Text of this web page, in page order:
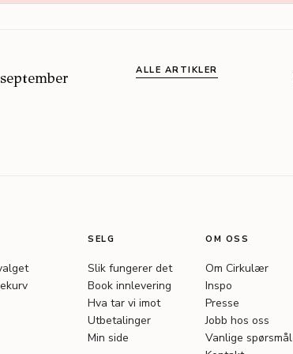
ALLE ARTIKLER
SELG
Slik fungerer det
Book innlevering
Hva tar vi imot
Utbetalinger
Min side
OM OSS
Om Cirkulær
Inspo
Presse
Jobb hos oss
Vanlige spørsmål